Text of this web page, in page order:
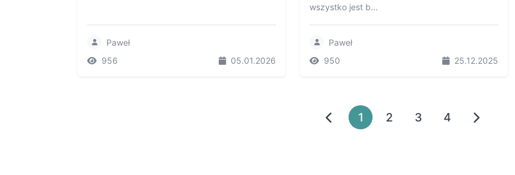
Paweł
956
05.01.2026
wszystko jest b...
Paweł
950
25.12.2025
1 2 3 4